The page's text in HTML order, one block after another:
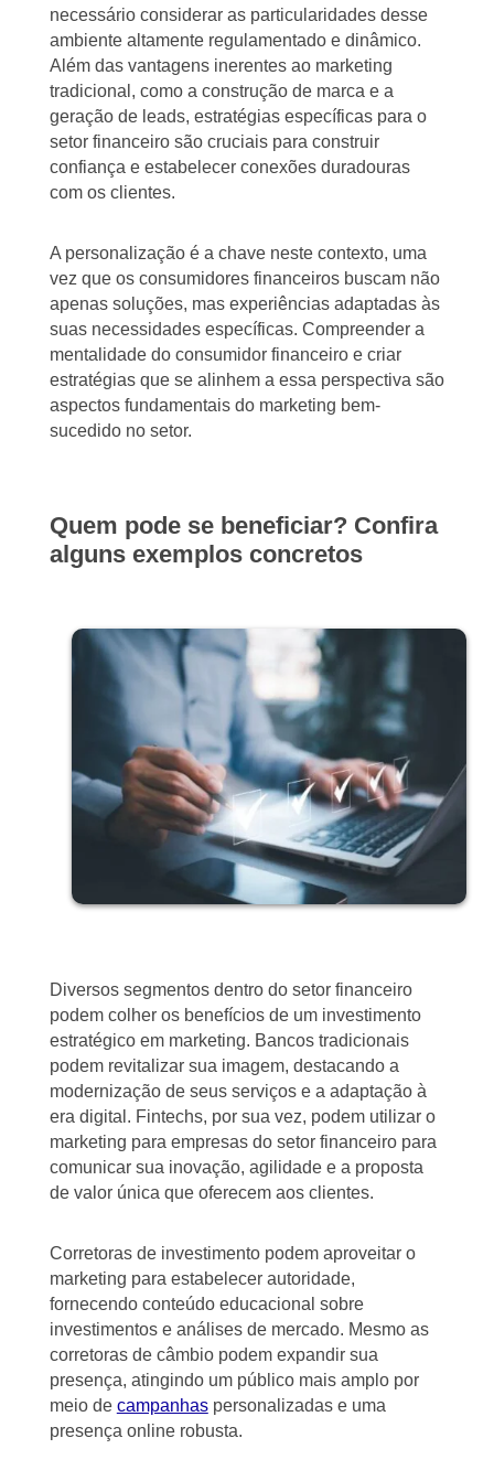
necessário considerar as particularidades desse
ambiente altamente regulamentado e dinâmico.
Além das vantagens inerentes ao marketing
tradicional, como a construção de marca e a
geração de leads, estratégias específicas para o
setor financeiro são cruciais para construir
confiança e estabelecer conexões duradouras
com os clientes.
A personalização é a chave neste contexto, uma
vez que os consumidores financeiros buscam não
apenas soluções, mas experiências adaptadas às
suas necessidades específicas. Compreender a
mentalidade do consumidor financeiro e criar
estratégias que se alinhem a essa perspectiva são
aspectos fundamentais do marketing bem-
sucedido no setor.
Quem pode se beneficiar? Confira
alguns exemplos concretos
Diversos segmentos dentro do setor financeiro
podem colher os benefícios de um investimento
estratégico em marketing. Bancos tradicionais
podem revitalizar sua imagem, destacando a
modernização de seus serviços e a adaptação à
era digital. Fintechs, por sua vez, podem utilizar o
marketing para empresas do setor financeiro para
comunicar sua inovação, agilidade e a proposta
de valor única que oferecem aos clientes.
Corretoras de investimento podem aproveitar o
marketing para estabelecer autoridade,
fornecendo conteúdo educacional sobre
investimentos e análises de mercado. Mesmo as
corretoras de câmbio podem expandir sua
presença, atingindo um público mais amplo por
meio de campanhaspersonalizadas e uma
presença online robusta.